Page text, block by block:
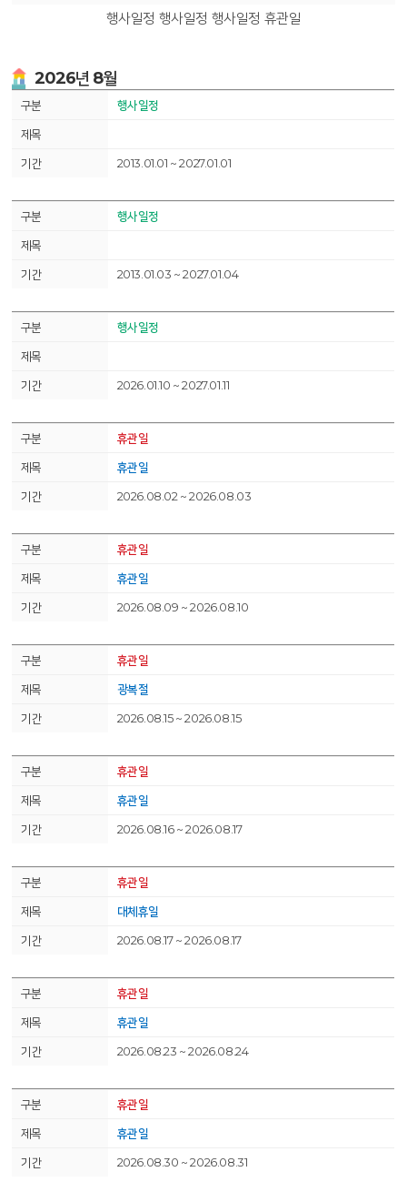
행사일정 행사일정 행사일정 휴관일
2026년 8월
행사일정
2013.01.01 ~ 2027.01.01
행사일정
2013.01.03 ~ 2027.01.04
행사일정
2026.01.10 ~ 2027.01.11
휴관일
휴관일
2026.08.02 ~ 2026.08.03
휴관일
휴관일
2026.08.09 ~ 2026.08.10
휴관일
광복절
2026.08.15 ~ 2026.08.15
휴관일
휴관일
2026.08.16 ~ 2026.08.17
휴관일
대체휴일
2026.08.17 ~ 2026.08.17
휴관일
휴관일
2026.08.23 ~ 2026.08.24
휴관일
휴관일
2026.08.30 ~ 2026.08.31